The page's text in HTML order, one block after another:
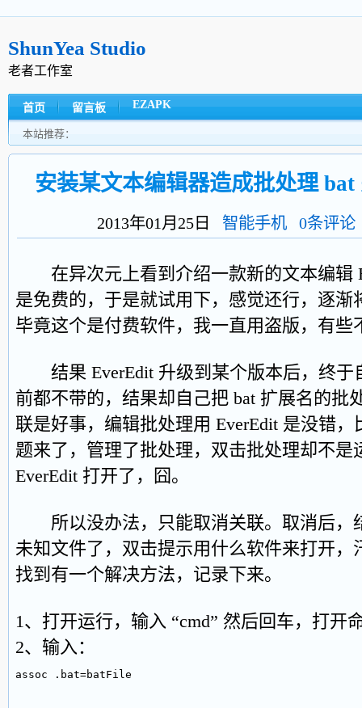
ShunYea Studio
老者工作室
首页 留言板 EZAPK
本站推荐：
安装某文本编辑器造成批处理
2013年01月25日 智能手机 0条评论
在异次元上看到介绍一款新的文本编辑
是免费的，于是就试用下，感觉还行，逐渐
毕竟这个是付费软件，我一直用盗版，有些
结果 EverEdit 升级到某个版本后，终于
前都不带的，结果却自己把 bat 扩展名的批
联是好事，编辑批处理用 EverEdit 是没错
题来了，管理了批处理，双击批处理却不是
EverEdit 打开了，囧。
所以没办法，只能取消关联。取消后，
未知文件了，双击提示用什么软件来打开，
找到有一个解决方法，记录下来。
1、打开运行，输入 “cmd” 然后回车，打开
2、输入：
assoc .bat=batFile